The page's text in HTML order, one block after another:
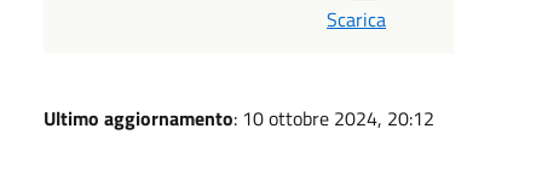
Scarica
Ultimo aggiornamento: 10 ottobre 2024, 20:12